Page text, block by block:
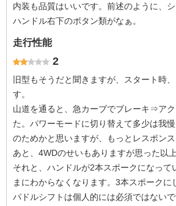
内装も品質はいいです。前述のように、
ハンドル右下のボタン類がなぁ。
走行性能
2
旧型もそうだと聞きますが、スタート時
す。
山道を通ると、急カーブでブレーキ⇒ア
た。パワーモードに切り替えて多少は我
のためかと思いますが、もっとレスポンス
あと、4WDのせいもありますが思った以
それと、ハンドルが2本スポークになって
まにわからなくなります。3本スポークに
パドルシフトは個人的には必須ではない